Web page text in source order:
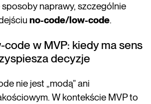
naprawy, szczególnie
no-code/low-code.
w MVP: kiedy ma sens
decyzje
nie jest „modą” ani
W kontekście MVP to